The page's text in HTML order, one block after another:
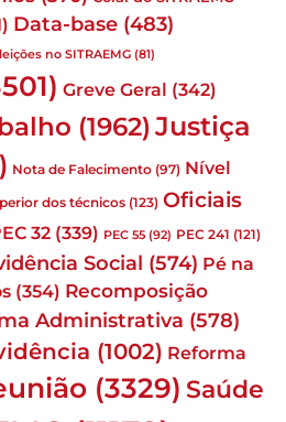
Data-base (483)
no SITRAEMG (81)
Greve Geral (342)
(1962) Justiça
Nota de Falecimento (97) Nível
dos técnicos (123) Oficiais
32 (339) PEC 55 (92) PEC 241 (121)
Social (574) Pé na
(354) Recomposição
Administrativa (578)
(1002) Reforma
(3329) Saúde